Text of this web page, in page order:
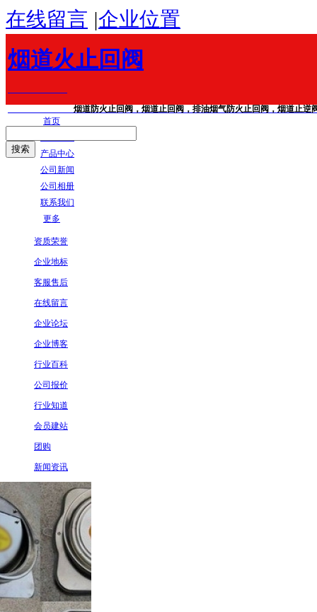
在线留言 |企业位置
烟道火止回阀
烟道防火止回阀，烟道止回阀，排油烟气防火止回阀，烟道止逆阀，
首页
产品中心
公司新闻
公司相册
联系我们
更多
资质荣誉
企业地标
客服售后
在线留言
企业论坛
企业博客
行业百科
公司报价
行业知道
会员建站
团购
新闻资讯